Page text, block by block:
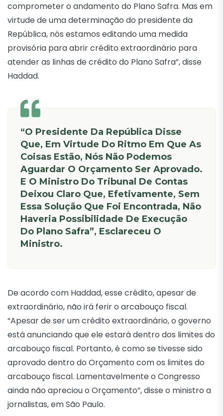
comprometer o andamento do Plano Safra. Mas em
virtude de uma determinação do presidente da
República, nós estamos editando uma medida
provisória para abrir crédito extraordinário para
atender as linhas de crédito do Plano Safra”, disse
Haddad.
“O Presidente Da República Disse
Que, Em Virtude Do Ritmo Em Que As
Coisas Estão, Nós Não Podemos
Aguardar O Orçamento Ser Aprovado.
E O Ministro Do Tribunal De Contas
Deixou Claro Que, Efetivamente, Sem
Essa Solução Que Foi Encontrada, Não
Haveria Possibilidade De Execução
Do Plano Safra”, Esclareceu O
Ministro.
De acordo com Haddad, esse crédito, apesar de
extraordinário, não irá ferir o arcabouço fiscal.
“Apesar de ser um crédito extraordinário, o governo
está anunciando que ele estará dentro dos limites do
arcabouço fiscal. Portanto, é como se tivesse sido
aprovado dentro do Orçamento com os limites do
arcabouço fiscal. Lamentavelmente o Congresso
ainda não apreciou o Orçamento”, disse o ministro a
jornalistas, em São Paulo.